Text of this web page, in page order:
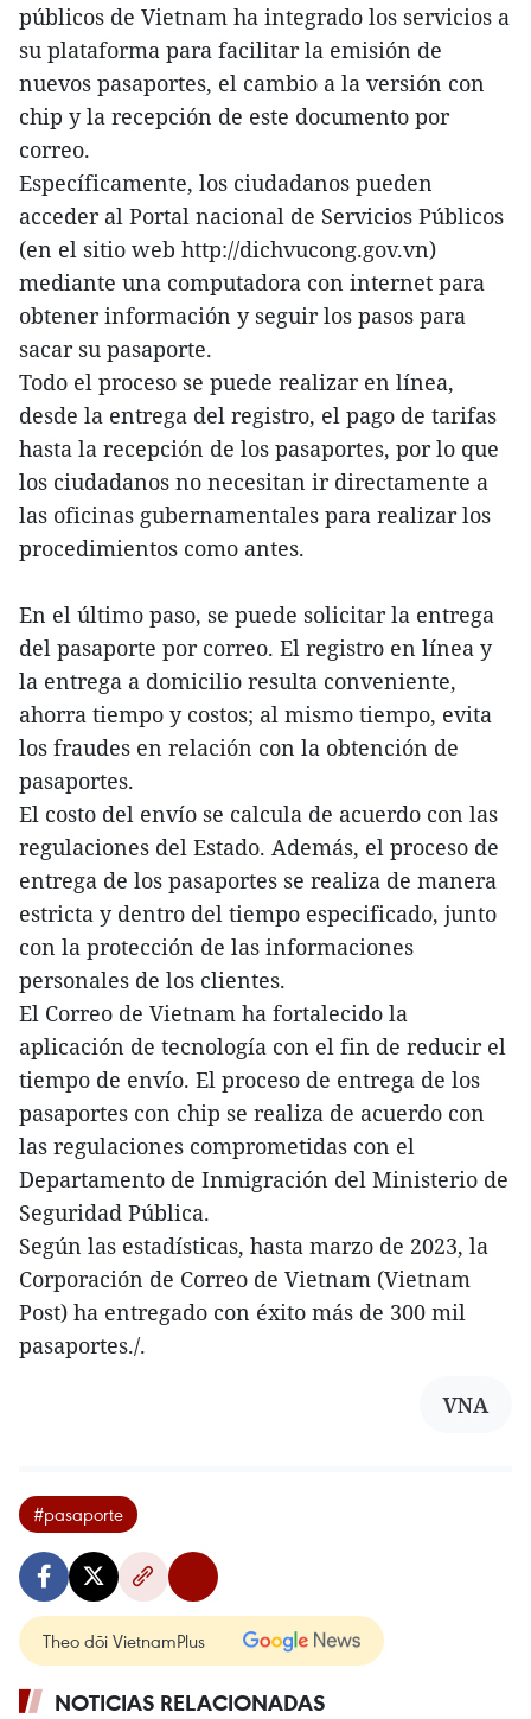
públicos de Vietnam ha integrado los servicios a
su plataforma para facilitar la emisión de
nuevos pasaportes, el cambio a la versión con
chip y la recepción de este documento por
correo.
Específicamente, los ciudadanos pueden
acceder al Portal nacional de Servicios Públicos
(en el sitio web http://dichvucong.gov.vn)
mediante una computadora con internet para
obtener información y seguir los pasos para
sacar su pasaporte.
Todo el proceso se puede realizar en línea,
desde la entrega del registro, el pago de tarifas
hasta la recepción de los pasaportes, por lo que
los ciudadanos no necesitan ir directamente a
las oficinas gubernamentales para realizar los
procedimientos como antes.
En el último paso, se puede solicitar la entrega
del pasaporte por correo. El registro en línea y
la entrega a domicilio resulta conveniente,
ahorra tiempo y costos; al mismo tiempo, evita
los fraudes en relación con la obtención de
pasaportes.
El costo del envío se calcula de acuerdo con las
regulaciones del Estado. Además, el proceso de
entrega de los pasaportes se realiza de manera
estricta y dentro del tiempo especificado, junto
con la protección de las informaciones
personales de los clientes.
El Correo de Vietnam ha fortalecido la
aplicación de tecnología con el fin de reducir el
tiempo de envío. El proceso de entrega de los
pasaportes con chip se realiza de acuerdo con
las regulaciones comprometidas con el
Departamento de Inmigración del Ministerio de
Seguridad Pública.
Según las estadísticas, hasta marzo de 2023, la
Corporación de Correo de Vietnam (Vietnam
Post) ha entregado con éxito más de 300 mil
pasaportes./.
VNA
#pasaporte
Theo dõi VietnamPlus
NOTICIAS RELACIONADAS